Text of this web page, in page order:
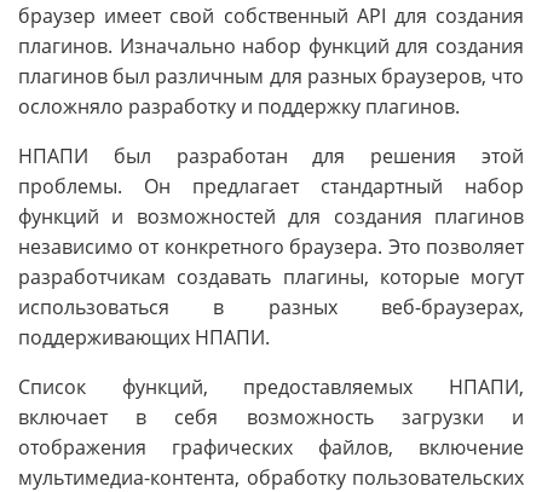
браузер имеет свой собственный API для создания
плагинов. Изначально набор функций для создания
плагинов был различным для разных браузеров, что
осложняло разработку и поддержку плагинов.
НПАПИ был разработан для решения этой
проблемы. Он предлагает стандартный набор
функций и возможностей для создания плагинов
независимо от конкретного браузера. Это позволяет
разработчикам создавать плагины, которые могут
использоваться в разных веб-браузерах,
поддерживающих НПАПИ.
Список функций, предоставляемых НПАПИ,
включает в себя возможность загрузки и
отображения графических файлов, включение
мультимедиа-контента, обработку пользовательских